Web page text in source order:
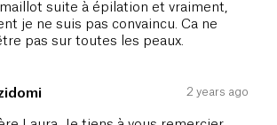
suite à épilation et vraiment,
je ne suis pas convaincu. Ca ne
pas sur toutes les peaux.
2 years ago